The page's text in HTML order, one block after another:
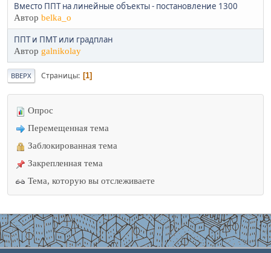
Вместо ППТ на линейные объекты - постановление 1300
Автор belka_o
ППТ и ПМТ или градплан
Автор galnikolay
ВВЕРХ Страницы 1
Опрос
Перемещенная тема
Заблокированная тема
Закрепленная тема
Тема, которую вы отслеживаете